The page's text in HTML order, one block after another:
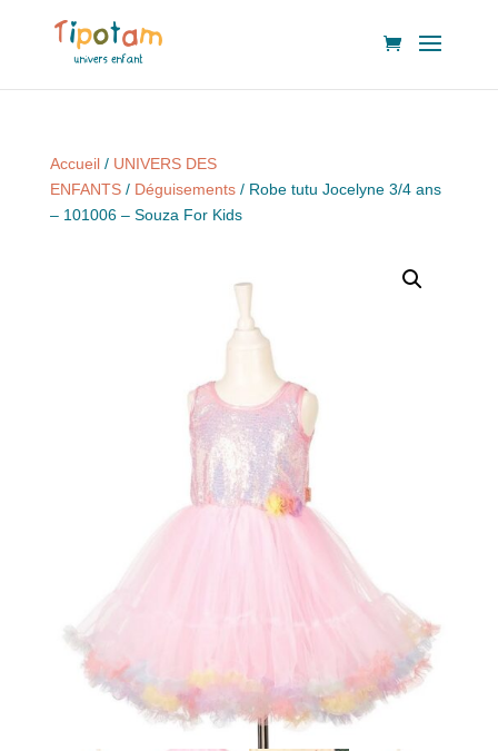
Accueil/ UNIVERS DES
ENFANTS/ Déguisements/ Robe tutu Jocelyne 3/4 ans
– 101006 – Souza For Kids